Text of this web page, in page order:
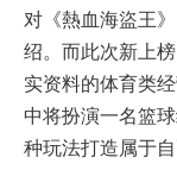
对《熱血海盜王
绍。而此次新上
实资料的体育类
中将扮演一名篮
种玩法打造属于自